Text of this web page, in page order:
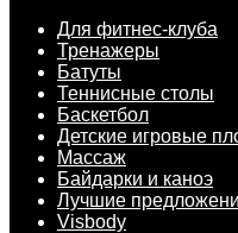
Для фитнес-клуба
Тренажеры
Батуты
Теннисные столы
Баскетбол
Детские игровые
Массаж
Байдарки и каноэ
Лучшие
Visbody